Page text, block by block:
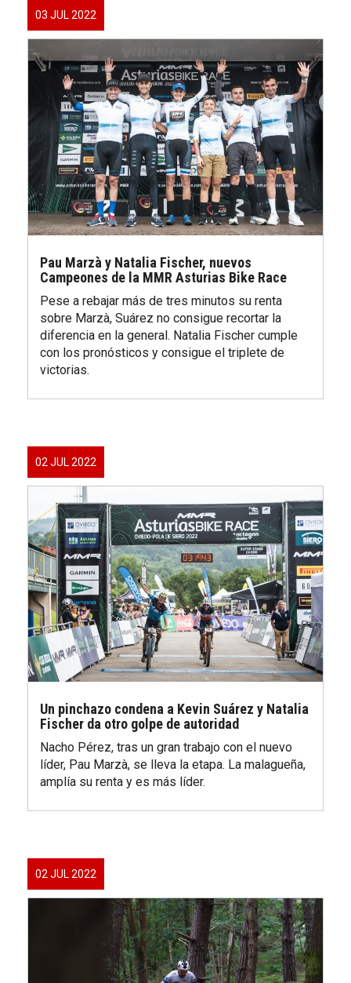
03 JUL 2022
Pau Marzà y Natalia Fischer, nuevos
Campeones de la MMR Asturias Bike Race
Pese a rebajar más de tres minutos su renta
sobre Marzà, Suárez no consigue recortar la
diferencia en la general. Natalia Fischer cumple
con los pronósticos y consigue el triplete de
victorias.
02 JUL 2022
Un pinchazo condena a Kevin Suárez y Natalia
Fischer da otro golpe de autoridad
Nacho Pérez, tras un gran trabajo con el nuevo
líder, Pau Marzà, se lleva la etapa. La malagueña,
amplía su renta y es más líder.
02 JUL 2022